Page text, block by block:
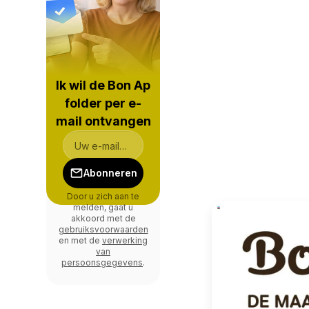
Ik wil de Bon Ap
folder per e-
mail ontvangen
Abonneren
Door u zich aan te
melden, gaat u
akkoord met de
gebruiksvoorwaarden
en met de verwerking
van
persoonsgegevens.